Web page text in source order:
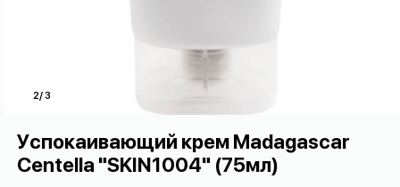
2/3
Успокаивающий крем Madagascar
Centella "SKIN1004" (75мл)